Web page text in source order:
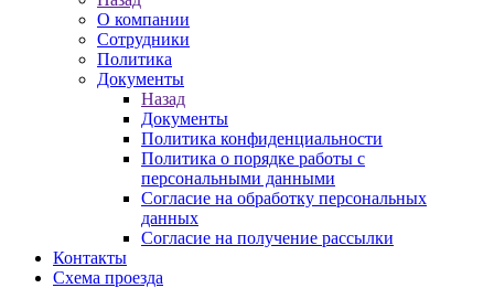
О компании
Сотрудники
Политика
Документы
Назад
Документы
Политика конфиденциальности
Политика о порядке работы с
персональными данными
Согласие на обработку персональных
данных
Согласие на получение рассылки
Контакты
Схема проезда